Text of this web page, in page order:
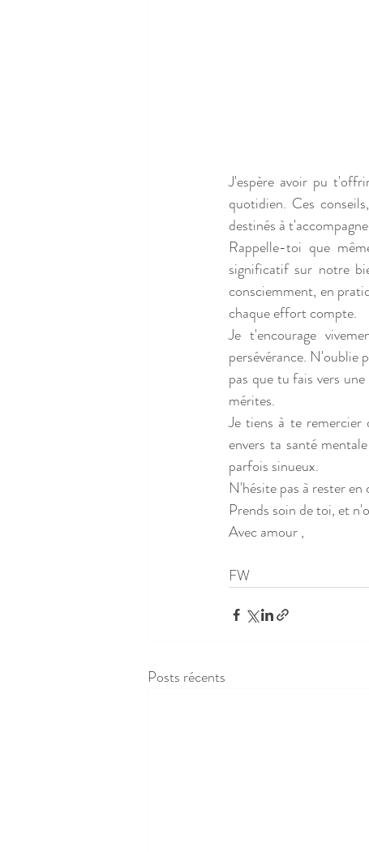
J'espère avoir pu
quotidien. Ces
destinés à
Rappelle-toi que
significatif sur notre
consciemment, en
chaque effort compte.
Je t'encourage
persévérance. N'oublie
pas que tu fais vers
mérites.
Je tiens à te
envers ta santé
parfois sinueux.
N'hésite pas à rester
Prends soin de toi, et
Avec amour ,
FW
Posts récents